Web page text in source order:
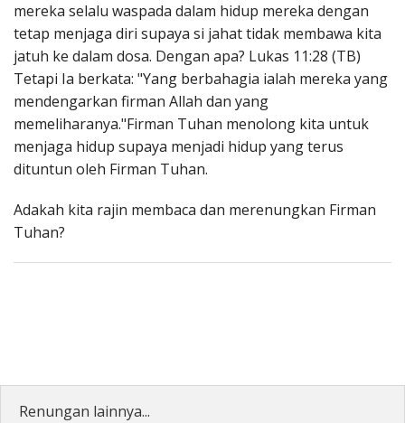
mereka selalu waspada dalam hidup mereka dengan
tetap menjaga diri supaya si jahat tidak membawa kita
jatuh ke dalam dosa. Dengan apa? Lukas 11:28 (TB)
Tetapi Ia berkata: "Yang berbahagia ialah mereka yang
mendengarkan firman Allah dan yang
memeliharanya."Firman Tuhan menolong kita untuk
menjaga hidup supaya menjadi hidup yang terus
dituntun oleh Firman Tuhan.
Adakah kita rajin membaca dan merenungkan Firman
Tuhan?
Renungan lainnya...